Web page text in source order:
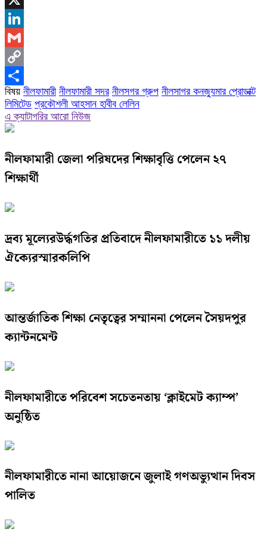
X
LinkedIn
Gmail
Copy
Link
Share
বিষয় নীলফামারী নীলফামারী সদর নীলসগর গ্রুপ নীলসাগর কনজ্যুমার প্রোডাক্ট
লিমিটেড প্রকৌশলী আহসান হাবীব লেলিন
এ ক্যাটাগরির আরো নিউজ
নীলফামারী জেলা পরিষদের শিক্ষাবৃত্তি পেলেন ২৭
শিক্ষার্থী
দ্রব্য মূল্যেরউর্দ্ধগতির প্রতিবাদে নীলফামারীতে ১১ দলীয়
ঐক্যেরস্মারকলিপি
আন্তর্জাতিক শিক্ষা নেতৃত্বের সম্মাননা পেলেন সৈয়দপুর
ক্যান্টনমেন্ট
নীলফামারীতে পরিবেশ সচেতনতায় ‘ক্লাইমেট ক্যাম্প’
অনুষ্ঠিত
নীলফামারীতে নানা আয়োজনে জুলাই গণঅভ্যুত্থান দিবস
পালিত